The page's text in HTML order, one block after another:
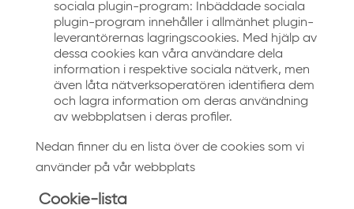
sociala plugin-program: Inbäddade sociala
plugin-program innehåller i allmänhet plugin-
leverantörernas lagringscookies. Med hjälp av
dessa cookies kan våra användare dela
information i respektive sociala nätverk, men
även låta nätverksoperatören identifiera dem
och lagra information om deras användning
av webbplatsen i deras profiler.
Nedan finner du en lista över de cookies som vi
använder på vår webbplats
Cookie-lista